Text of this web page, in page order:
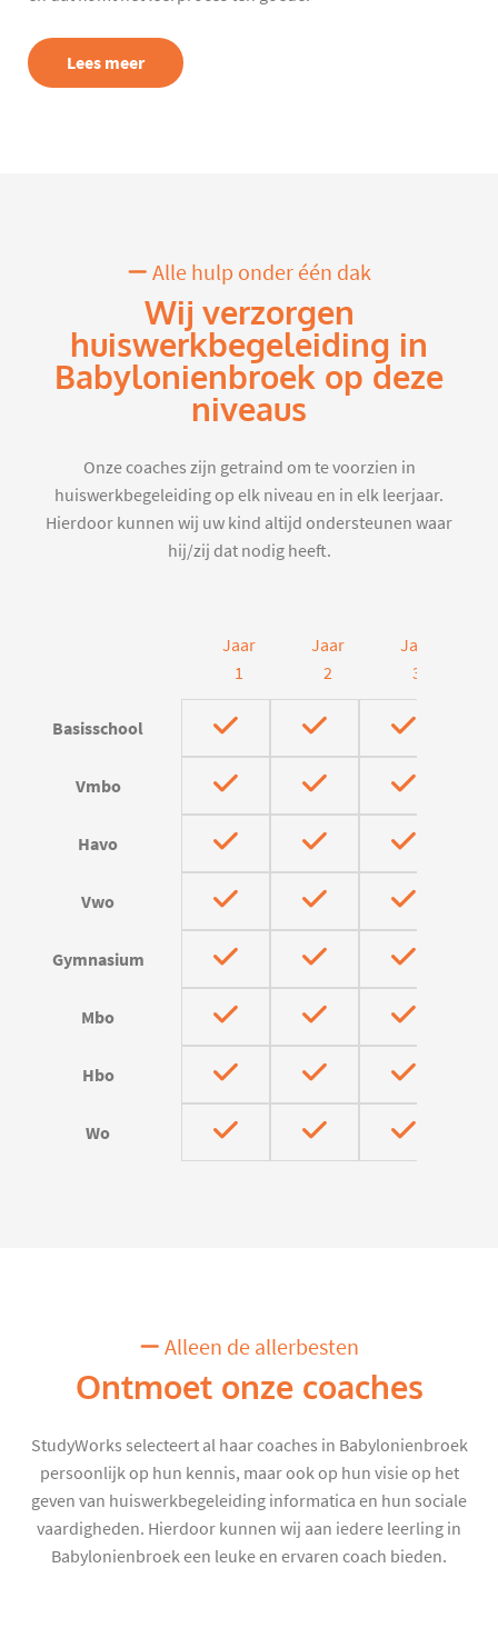
Lees meer
Alle hulp onder één dak
Wij verzorgen
huiswerkbegeleiding in
Babylonienbroek op deze
niveaus
Onze coaches zijn getraind om te voorzien in
huiswerkbegeleiding op elk niveau en in elk leerjaar.
Hierdoor kunnen wij uw kind altijd ondersteunen waar
hij/zij dat nodig heeft.
Jaar
1
Jaar
2
Jaar
3
Basisschool
Vmbo
Havo
Vwo
Gymnasium
Mbo
Hbo
Wo
Alleen de allerbesten
Ontmoet onze coaches
StudyWorks selecteert al haar coaches in Babylonienbroek
persoonlijk op hun kennis, maar ook op hun visie op het
geven van huiswerkbegeleiding informatica en hun sociale
vaardigheden. Hierdoor kunnen wij aan iedere leerling in
Babylonienbroek een leuke en ervaren coach bieden.